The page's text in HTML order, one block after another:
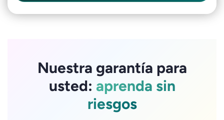
Nuestra garantía para
usted: aprenda sin
riesgos